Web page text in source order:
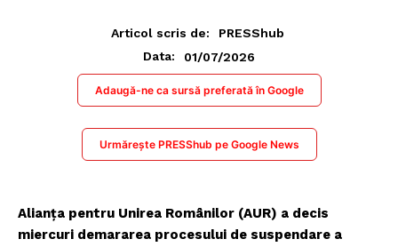
Articol scris de:
PRESShub
Data:
01/07/2026
Adaugă-ne ca sursă preferată în Google
Urmărește PRESShub pe Google News
Alianța pentru Unirea Românilor (AUR) a decis
miercuri demararea procesului de suspendare a